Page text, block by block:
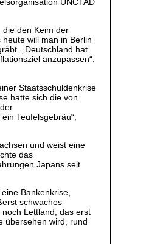
die den Keim der
will man in Berlin
„Deutschland hat
anzupassen“,
Staatsschuldenkrise
hatte sich die von
Teufelsgebräu“,
und weist eine
das
Japans seit
Bankenkrise,
schwaches
Lettland, das erst
übersehen wird, rund